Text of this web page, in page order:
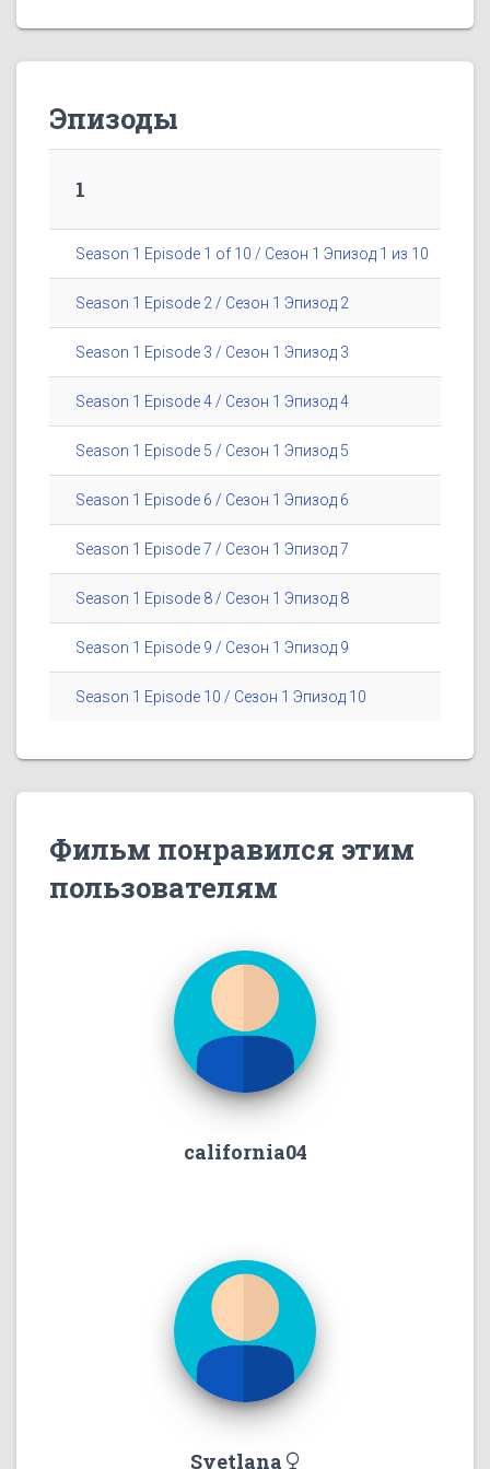
Эпизоды
1
Season 1 Episode 1 of 10 / Сезон 1 Эпизод 1 из 10
Season 1 Episode 2 / Сезон 1 Эпизод 2
Season 1 Episode 3 / Сезон 1 Эпизод 3
Season 1 Episode 4 / Сезон 1 Эпизод 4
Season 1 Episode 5 / Сезон 1 Эпизод 5
Season 1 Episode 6 / Сезон 1 Эпизод 6
Season 1 Episode 7 / Сезон 1 Эпизод 7
Season 1 Episode 8 / Сезон 1 Эпизод 8
Season 1 Episode 9 / Сезон 1 Эпизод 9
Season 1 Episode 10 / Сезон 1 Эпизод 10
Фильм понравился этим
пользователям
california04
Svetlana